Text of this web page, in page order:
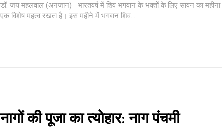
डॉ. जय महलवाल (अनजान) भारतवर्ष में शिव भगवान के भक्तों के लिए सावन का महीना
एक विशेष महत्व रखता है। इस महीने में भगवान शिव...
नागों की पूजा का त्योहार: नाग पंचमी